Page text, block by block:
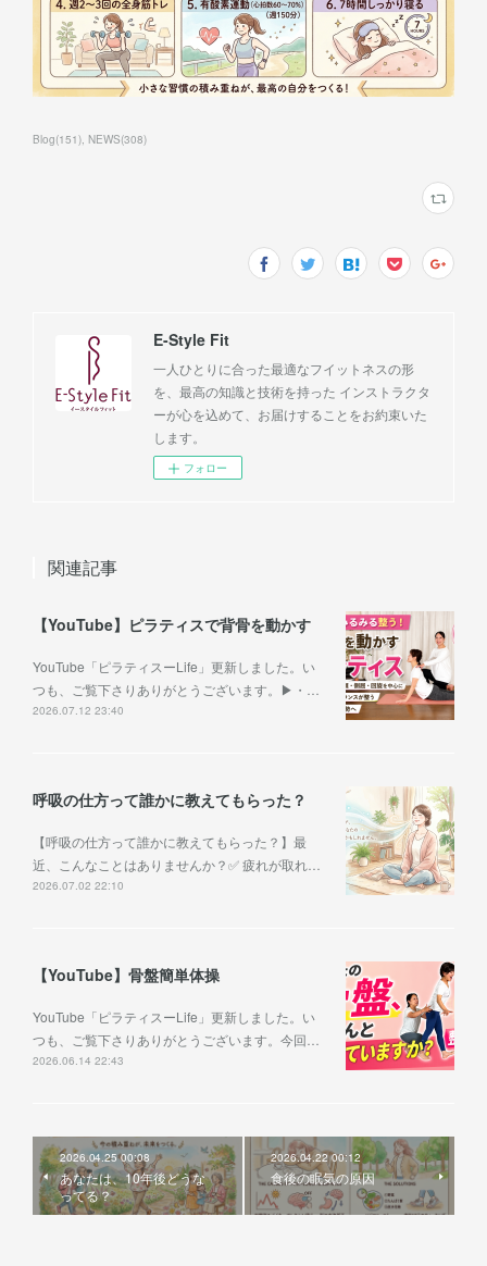
Blog(151) NEWS(308)
E-Style Fit
一人ひとりに合った最適なフイットネスの形
を、最高の知識と技術を持った インストラクタ
ーが心を込めて、お届けすることをお約束いた
します。
フォロー
関連記事
【YouTube】ピラティスで背骨を動かす
YouTube「ピラティスーLife」更新しました。い
つも、ご覧下さりありがとうございます。▶︎・…
2026.07.12 23:40
呼吸の仕方って誰かに教えてもらった？
【呼吸の仕方って誰かに教えてもらった？】最
近、こんなことはありませんか？✅ 疲れが取れ…
2026.07.02 22:10
【YouTube】骨盤簡単体操
YouTube「ピラティスーLife」更新しました。い
つも、ご覧下さりありがとうございます。今回…
2026.06.14 22:43
2026.04.25 00:08
あなたは、10年後どうな
ってる？
2026.04.22 00:12
食後の眠気の原因